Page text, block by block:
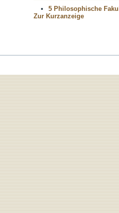
5 Philosophische
Zur Kurzanzeige